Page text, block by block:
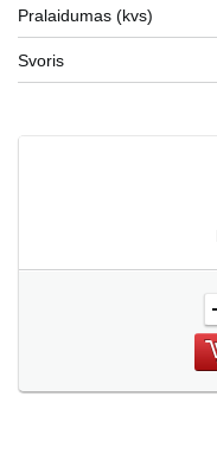
Pralaidumas (kvs)
Svoris